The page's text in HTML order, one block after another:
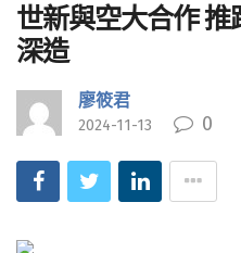
世新與空大合作
深造
廖筱君
2024-11-13 0